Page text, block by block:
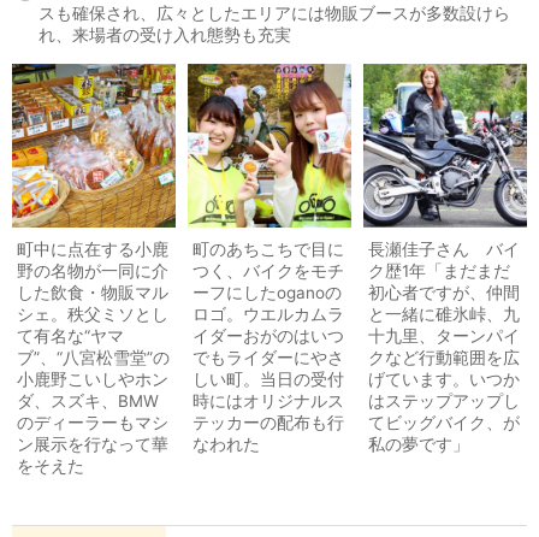
スも確保され、広々としたエリアには物販ブースが多数設けら
れ、来場者の受け入れ態勢も充実
町中に点在する小鹿
野の名物が一同に介
した飲食・物販マル
シェ。秩父ミソとし
て有名な“ヤマ
ブ”、“八宮松雪堂”の
小鹿野こいしやホン
ダ、スズキ、BMW
のディーラーもマシ
ン展示を行なって華
をそえた
町のあちこちで目に
つく、バイクをモチ
ーフにしたoganoの
ロゴ。ウエルカムラ
イダーおがのはいつ
でもライダーにやさ
しい町。当日の受付
時にはオリジナルス
テッカーの配布も行
なわれた
長瀬佳子さん バイ
ク歴1年「まだまだ
初心者ですが、仲間
と一緒に碓氷峠、九
十九里、ターンパイ
クなど行動範囲を広
げています。いつか
はステップアップし
てビッグバイク、が
私の夢です」